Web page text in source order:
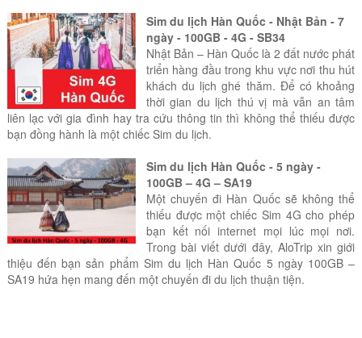
Sim du lịch Hàn Quốc - Nhật Bản - 7
ngày - 100GB - 4G - SB34
Nhật Bản – Hàn Quốc là 2 đất nước phát
triển hàng đầu trong khu vực nơi thu hút
khách du lịch ghé thăm. Để có khoảng
thời gian du lịch thú vị mà vẫn an tâm
liên lạc với gia đình hay tra cứu thông tin thì không thể thiếu được
bạn đồng hành là một chiếc Sim du lịch.
Sim du lịch Hàn Quốc - 5 ngày -
100GB – 4G – SA19
Một chuyến đi Hàn Quốc sẽ không thể
thiếu được một chiếc Sim 4G cho phép
bạn kết nối internet mọi lúc mọi nơi.
Trong bài viết dưới đây, AloTrip xin giới
thiệu đến bạn sản phẩm Sim du lịch Hàn Quốc 5 ngày 100GB –
SA19 hứa hẹn mang đến một chuyến đi du lịch thuận tiện.